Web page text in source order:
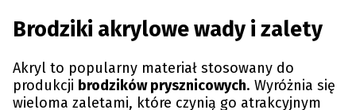
Brodziki akrylowe wady i zalety
Akryl to popularny materiał stosowany do
produkcji brodzików prysznicowych. Wyróżnia się
wieloma zaletami, które czynią go atrakcyjnym